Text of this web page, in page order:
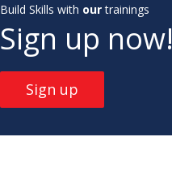
Build Skills with ourtrainings
Sign up now!
Sign up